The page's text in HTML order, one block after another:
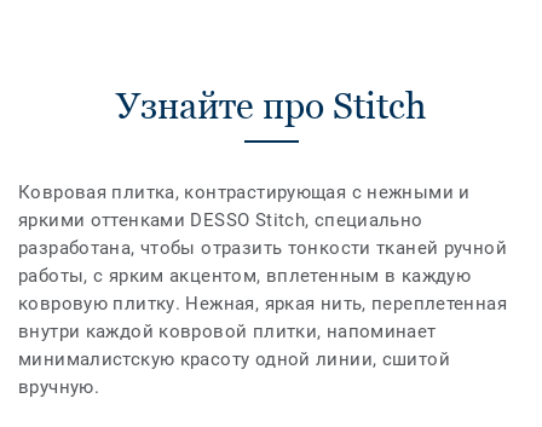
Узнайте про Stitch
Ковровая плитка, контрастирующая с нежными и
яркими оттенками DESSO Stitch, специально
разработана, чтобы отразить тонкости тканей ручной
работы, с ярким акцентом, вплетенным в каждую
ковровую плитку. Нежная, яркая нить, переплетенная
внутри каждой ковровой плитки, напоминает
минималистскую красоту одной линии, сшитой
вручную.